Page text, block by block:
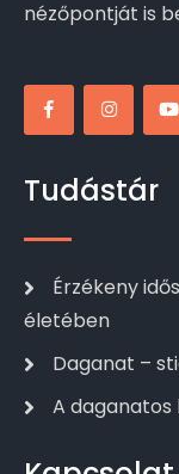
nézőpontját is
Tudástár
Érzékeny
életében
Daganat –
A daganatos